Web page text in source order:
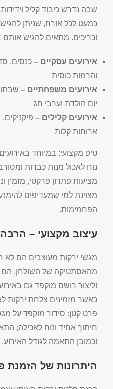
שבה נדרש כיבוד קליל
כמעט לכל אורח, שניתן
וכריכים. מתאים להגיש אותם
אירועים עסקיים – כנסים,
והרמות כוסית
אירועים משפחתיים –
יום הולדת וערבי חג
אירועים קלילים –
ארוחות קלות
טיפ מקצועי: במיוחד
נוח לאכול מנות כבדות
מציעות פתרון פרקטי, מזמין
מצוינת למי שמעדיפים
הפחמימות.
עיצוב מקצועי –
מגשי ירקות מעוצבים הם לא
מהאסתטיקה של השולחן. הם
וליצור רושם מוקפד גם
כאשר מזמינים צלחת ירקות
פרט קטן: סידור מוקפד על מגש
חיתוך אחיד ונוח לאכילה;
וכמובן התאמה לגודל האירוע.
היתרונות של הזמנת